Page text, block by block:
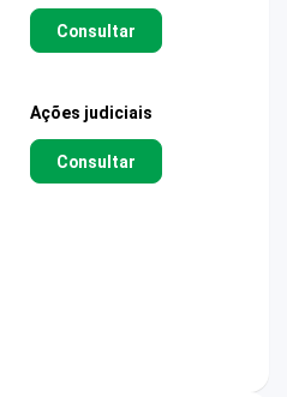
Consultar
Ações judiciais
Consultar